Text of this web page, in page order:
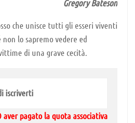
Gregory Bateson
che unisce tutti gli esseri viventi
lo sapremo vedere ed
di una grave cecità.
iscriverti
aver pagato la quota associativa